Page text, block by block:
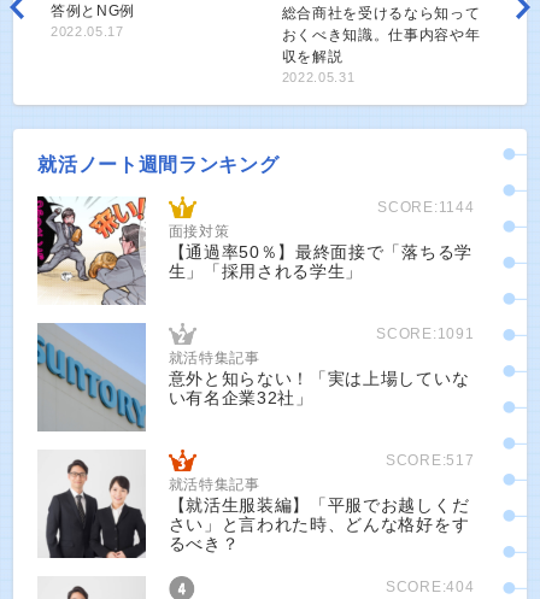
答例とNG例
2022.05.17
総合商社を受けるなら知って
おくべき知識。仕事内容や年
収を解説
2022.05.31
就活ノート週間ランキング
SCORE:1144
面接対策
【通過率50％】最終面接で「落ちる学
生」「採用される学生」
SCORE:1091
就活特集記事
意外と知らない！「実は上場していな
い有名企業32社」
SCORE:517
就活特集記事
【就活生服装編】「平服でお越しくだ
さい」と言われた時、どんな格好をす
るべき？
SCORE:404